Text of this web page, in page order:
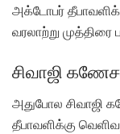
அக்டோபர்
வரலாற்று முத்திரை
சிவாஜி
அதுபோல சிவாஜி
தீபாவளிக்கு